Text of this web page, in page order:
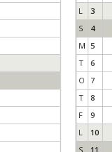
L
3
S
4
M 5
T
6
O
7
T
8
F
9
L
10
S
11